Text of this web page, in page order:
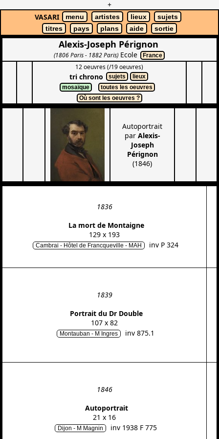
+
VASARI
menu artistes lieux
sujets
titres
pays plans aide sortie
Alexis-Joseph Pérignon
(1806 Paris - 1882 Paris)Ecole France
12 oeuvres (/19 oeuvres)
tri chrono sujets
lieux
mosaïque
toutes les oeuvres
Où sont les oeuvres ?
Autoportrait
par Alexis-
Joseph
Pérignon
(1846)
1836
La mort de Montaigne
129 x 193
Cambrai - Hôtel de Francqueville - MAH inv P 324
1839
Portrait du Dr Double
107 x 82
Montauban - M Ingres inv 875.1
1846
Autoportrait
21 x 16
Dijon - M Magnin inv 1938 F 775